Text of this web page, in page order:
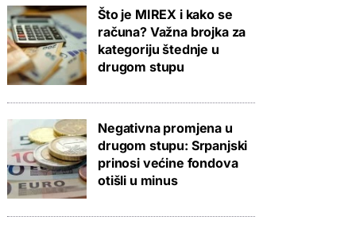
Što je MIREX i kako se
računa? Važna brojka za
kategoriju štednje u
drugom stupu
Negativna promjena u
drugom stupu: Srpanjski
prinosi većine fondova
otišli u minus